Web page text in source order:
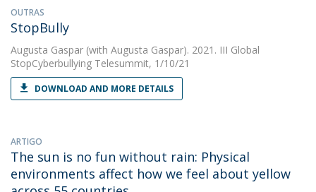
OUTRAS
StopBully
Augusta Gaspar (with Augusta Gaspar). 2021. III Global
StopCyberbullying Telesummit, 1/10/21
DOWNLOAD AND MORE DETAILS
ARTIGO
The sun is no fun without rain: Physical
environments affect how we feel about yellow